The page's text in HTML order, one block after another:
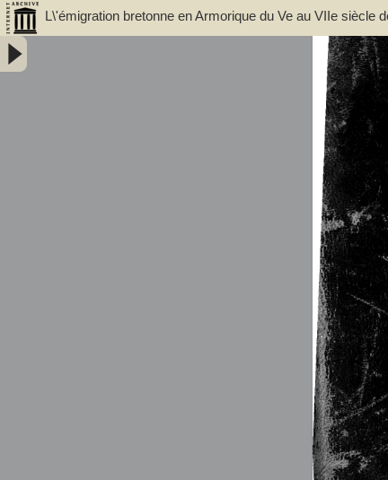
L\'émigration bretonne en Armorique du Ve au VIIe siècle